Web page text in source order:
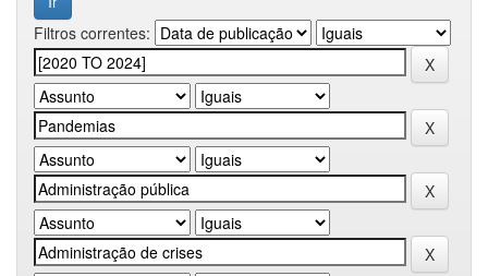
Filtros correntes: